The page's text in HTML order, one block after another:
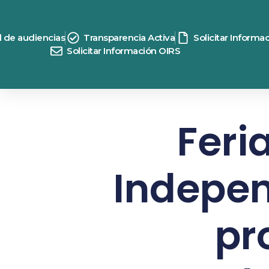
de audiencias Transparencia Activa
Solicitar
Solicitar Información OIRS